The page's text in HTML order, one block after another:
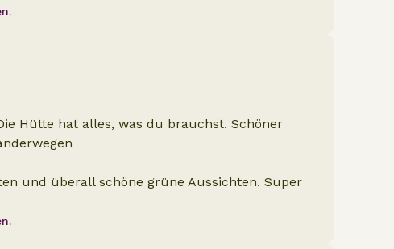
Hütte hat alles, was du brauchst. Schöner
und überall schöne grüne Aussichten. Super